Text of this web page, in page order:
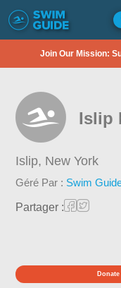
Join Our Mission:
Islip
Islip, New York
Géré Par : Swim
Partager :